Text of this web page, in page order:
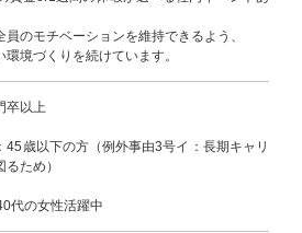
員のモチベーションを維持できるよう、
環境づくりを続けています。
卒以上
45歳以下の方（例外事由3号イ：長期キャリ
ため）
代の女性活躍中